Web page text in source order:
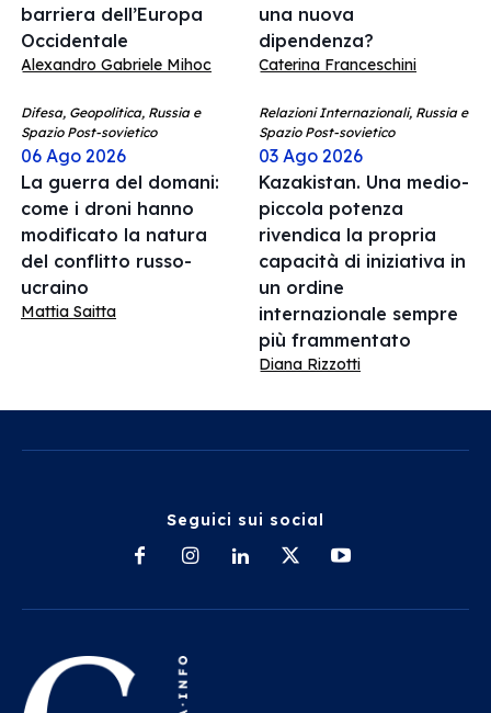
barriera dell’Europa
Occidentale
Alexandro Gabriele Mihoc
una nuova
dipendenza?
Caterina Franceschini
Difesa, Geopolitica, Russia e
Spazio Post-sovietico
06 Ago 2026
La guerra del domani:
come i droni hanno
modificato la natura
del conflitto russo-
ucraino
Mattia Saitta
Relazioni Internazionali, Russia e
Spazio Post-sovietico
03 Ago 2026
Kazakistan. Una medio-
piccola potenza
rivendica la propria
capacità di iniziativa in
un ordine
internazionale sempre
più frammentato
Diana Rizzotti
Seguici sui social